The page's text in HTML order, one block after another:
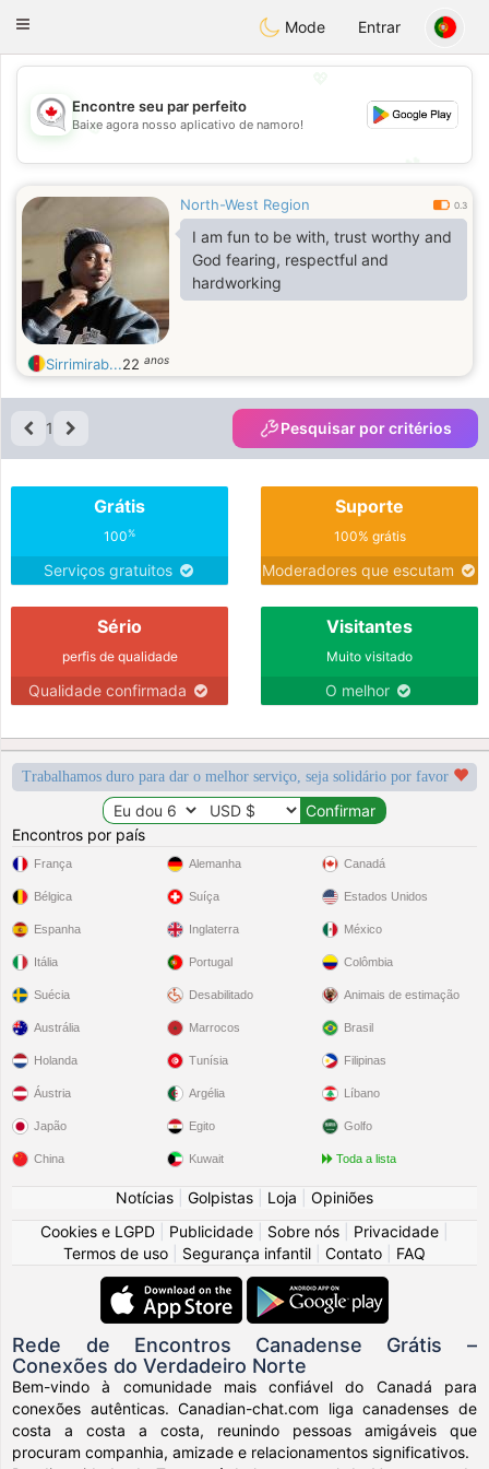
CANADIANchat
Toggle
Mode Entrar
💖
💕
Encontre seu par perfeito
Baixe agora nosso aplicativo de namoro!
North-West Region 0.3
I am fun to be with, trust worthy and
God fearing, respectful and
hardworking
Sirrimirab...22 anos
1 Pesquisar por critérios
Grátis
100%
Serviços gratuitos
Suporte
100% grátis
Moderadores que escutam
Sério
perfis de qualidade
Qualidade confirmada
Visitantes
Muito visitado
O melhor
Trabalhamos duro para dar o melhor serviço, seja solidário por favor
Encontros por país
França
Bélgica
Espanha
Itália
Suécia
Alemanha
Suíça
Inglaterra
Portugal
Desabilitado
Canadá
Estados Unidos
México
Colômbia
Animais de estimação
Austrália
Holanda
Áustria
Japão
China
Marrocos
Tunísia
Argélia
Egito
Kuwait
Brasil
Filipinas
Líbano
Golfo
Toda a lista
Notícias Golpistas Loja
Opiniões
Cookies e LGPD
Publicidade Sobre nós Privacidade
Termos de uso
Segurança infantil Contato FAQ
Rede de Encontros Canadense Grátis –
Conexões do Verdadeiro Norte
Bem-vindo à comunidade mais confiável do Canadá para
conexões autênticas. Canadian-chat.com liga canadenses de
costa a costa a costa, reunindo pessoas amigáveis que
procuram companhia, amizade e relacionamentos significativos.